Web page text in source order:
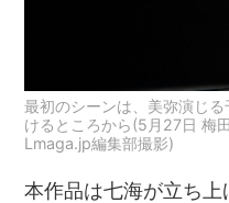
最初のシーンは、美弥演じ
けるところから(5月27日 梅
Lmaga.jp編集部撮影)
本作品は七海が立ち